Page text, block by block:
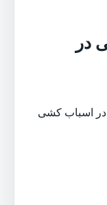
در
در اسباب کشی